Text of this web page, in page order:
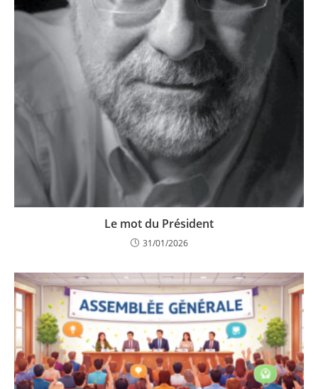
Le mot du Président
31/01/2026